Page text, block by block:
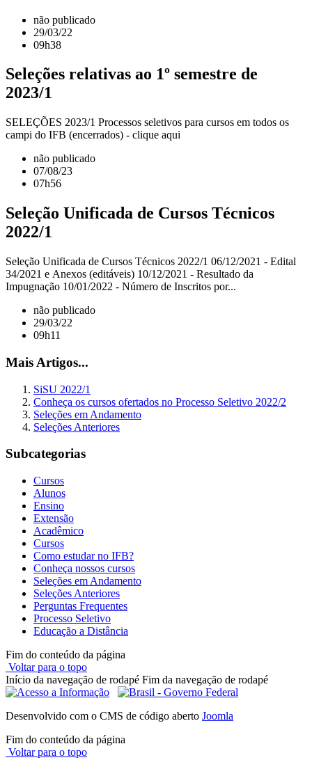
não publicado
29/03/22
09h38
Seleções relativas ao 1º semestre de
2023/1
SELEÇÕES 2023/1 Processos seletivos para cursos em todos os
campi do IFB (encerrados) - clique aqui
não publicado
07/08/23
07h56
Seleção Unificada de Cursos Técnicos
2022/1
Seleção Unificada de Cursos Técnicos 2022/1 06/12/2021 - Edital
34/2021 e Anexos (editáveis) 10/12/2021 - Resultado da
Impugnação 10/01/2022 - Número de Inscritos por...
não publicado
29/03/22
09h11
Mais Artigos...
SiSU 2022/1
Conheça os cursos ofertados no Processo Seletivo 2022/2
Seleções em Andamento
Seleções Anteriores
Subcategorias
Cursos
Alunos
Ensino
Extensão
Acadêmico
Cursos
Como estudar no IFB?
Conheça nossos cursos
Seleções em Andamento
Seleções Anteriores
Perguntas Frequentes
Processo Seletivo
Educação a Distância
Fim do conteúdo da página
Voltar para o topo
Início da navegação de rodapé Fim da navegação de rodapé
Desenvolvido com o CMS de código aberto Joomla
Fim do conteúdo da página
Voltar para o topo